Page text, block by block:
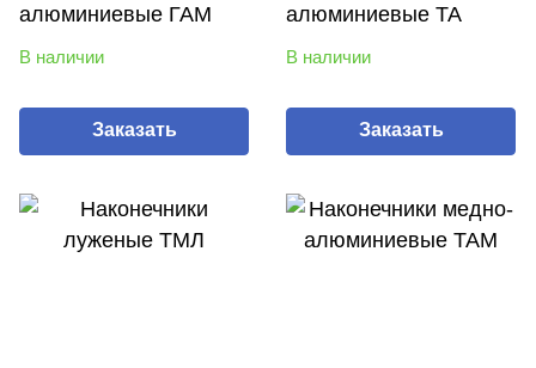
алюминиевые ГАМ
В наличии
Заказать
алюминиевые ТА
В наличии
Заказать